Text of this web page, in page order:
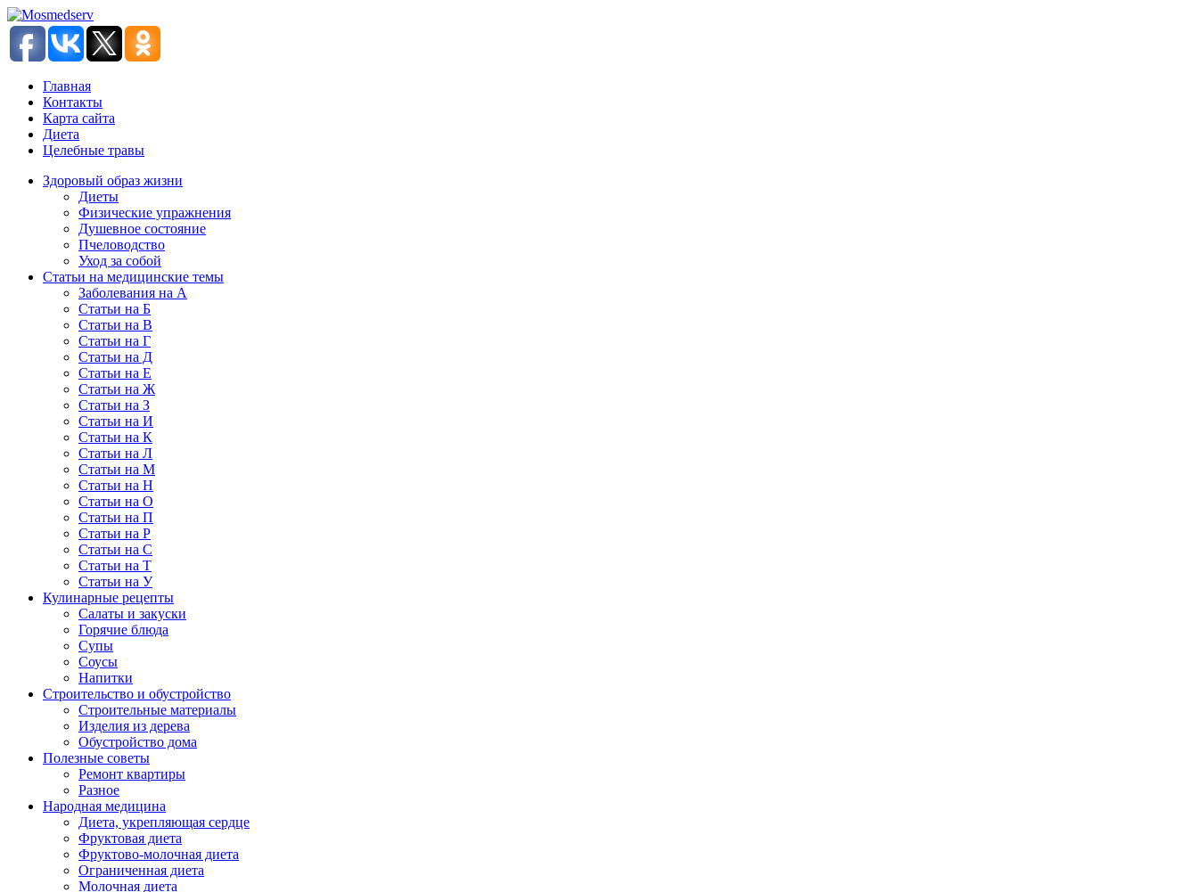
Главная
Контакты
Карта сайта
Диета
Целебные травы
Здоровый образ жизни
Диеты
Физические упражнения
Душевное состояние
Пчеловодство
Уход за собой
Статьи на медицинские темы
Заболевания на А
Статьи на Б
Статьи на В
Статьи на Г
Статьи на Д
Статьи на Е
Статьи на Ж
Статьи на З
Статьи на И
Статьи на К
Статьи на Л
Статьи на М
Статьи на Н
Статьи на О
Статьи на П
Статьи на Р
Статьи на С
Статьи на Т
Статьи на У
Кулинарные рецепты
Салаты и закуски
Горячие блюда
Супы
Соусы
Напитки
Строительство и обустройство
Строительные материалы
Изделия из дерева
Обустройство дома
Полезные советы
Ремонт квартиры
Разное
Народная медицина
Диета, укрепляющая сердце
Фруктовая диета
Фруктово-молочная диета
Ограниченная диета
Молочная диета